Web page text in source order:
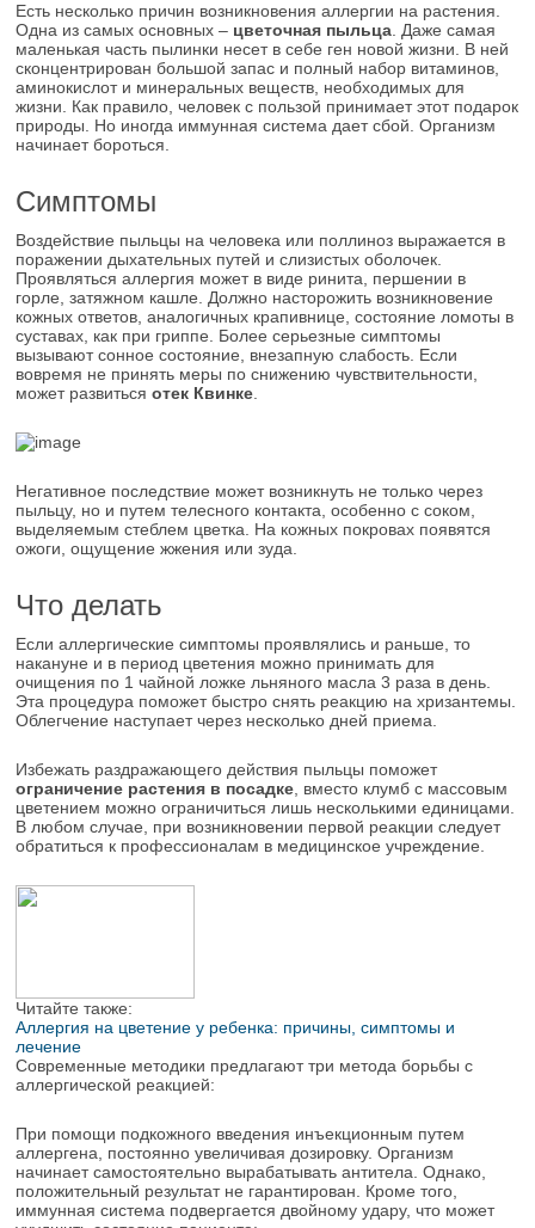
Есть несколько причин возникновения аллергии на растения.
Одна из самых основных – цветочная пыльца . Даже самая
маленькая часть пылинки несет в себе ген новой жизни. В ней
сконцентрирован большой запас и полный набор витаминов,
аминокислот и минеральных веществ, необходимых для
жизни. Как правило, человек с пользой принимает этот подарок
природы. Но иногда иммунная система дает сбой. Организм
начинает бороться.
Симптомы
Воздействие пыльцы на человека или поллиноз выражается в
поражении дыхательных путей и слизистых оболочек.
Проявляться аллергия может в виде ринита, першении в
горле, затяжном кашле. Должно насторожить возникновение
кожных ответов, аналогичных крапивнице, состояние ломоты в
суставах, как при гриппе. Более серьезные симптомы
вызывают сонное состояние, внезапную слабость. Если
вовремя не принять меры по снижению чувствительности,
может развитьсяотек Квинке
Негативное последствие может возникнуть не только через
пыльцу, но и путем телесного контакта, особенно с соком,
выделяемым стеблем цветка. На кожных покровах появятся
ожоги, ощущение жжения или зуда.
Что делать
Если аллергические симптомы проявлялись и раньше, то
накануне и в период цветения можно принимать для
очищения по 1 чайной ложке льняного масла 3 раза в день.
Эта процедура поможет быстро снять реакцию на хризантемы.
Облегчение наступает через несколько дней приема.
Избежать раздражающего действия пыльцы поможет
ограничение растения в посадке , вместо клумб с массовым
цветением можно ограничиться лишь несколькими единицами.
В любом случае, при возникновении первой реакции следует
обратиться к профессионалам в медицинское учреждение.
Читайте также:
Аллергия на цветение у ребенка: причины, симптомы и
лечение
Современные методики предлагают три метода борьбы с
аллергической реакцией:
При помощи подкожного введения инъекционным путем
аллергена, постоянно увеличивая дозировку. Организм
начинает самостоятельно вырабатывать антитела. Однако,
положительный результат не гарантирован. Кроме того,
иммунная система подвергается двойному удару, что может